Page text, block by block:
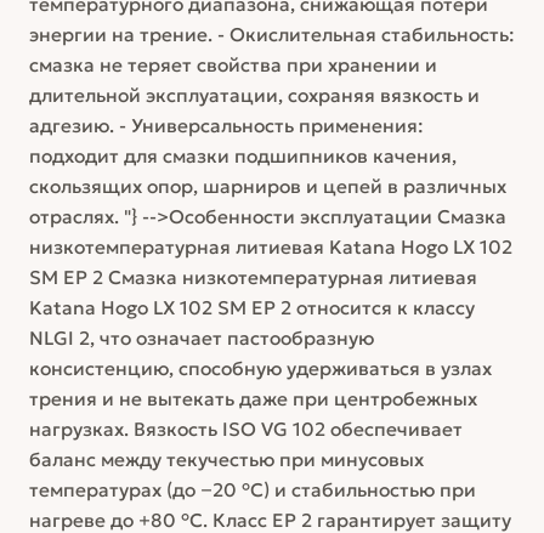
энергии на трение. - Окислительная стабильность:
смазка не теряет свойства при хранении и
длительной эксплуатации, сохраняя вязкость и
адгезию. - Универсальность применения:
подходит для смазки подшипников качения,
скользящих опор, шарниров и цепей в различных
отраслях. "} -->Особенности эксплуатации Смазка
низкотемпературная литиевая Katana Hogo LX 102
SM EP 2 Смазка низкотемпературная литиевая
Katana Hogo LX 102 SM EP 2 относится к классу
NLGI 2, что означает пастообразную
консистенцию, способную удерживаться в узлах
трения и не вытекать даже при центробежных
нагрузках. Вязкость ISO VG 102 обеспечивает
баланс между текучестью при минусовых
температурах (до −20 °C) и стабильностью при
нагреве до +80 °C. Класс EP 2 гарантирует защиту